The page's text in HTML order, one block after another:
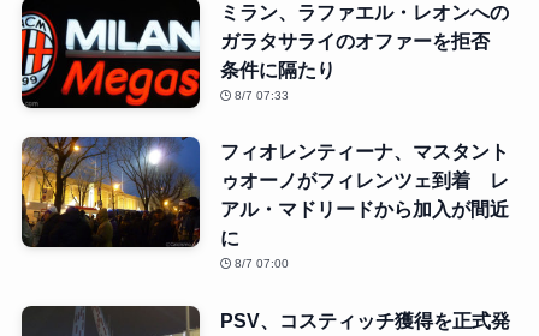
ミラン、ラファエル・レオンへの
ガラタサライのオファーを拒否
条件に隔たり
8/7 07:33
フィオレンティーナ、マスタント
ゥオーノがフィレンツェ到着 レ
アル・マドリードから加入が間近
に
8/7 07:00
PSV、コスティッチ獲得を正式発